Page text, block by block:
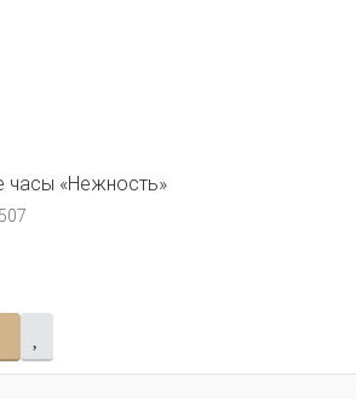
часы «Нежность»